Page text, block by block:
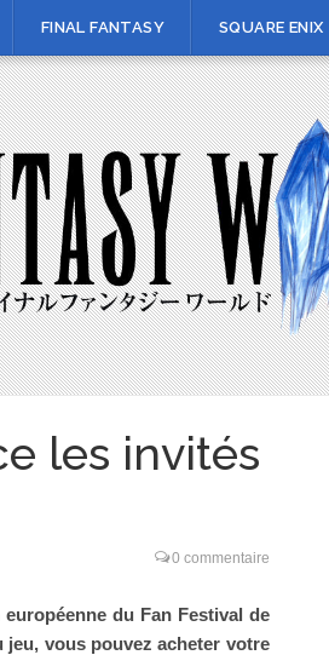
FINAL FANTASY SQUARE ENIX
les invités
0 commentaire
du Fan Festival de
vous pouvez acheter votre